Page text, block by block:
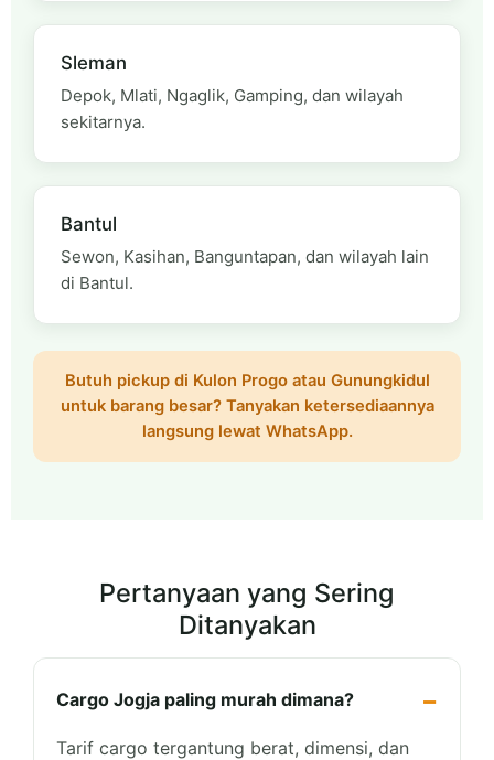
Sleman
Depok, Mlati, Ngaglik, Gamping, dan wilayah
sekitarnya.
Bantul
Sewon, Kasihan, Banguntapan, dan wilayah lain
di Bantul.
Butuh pickup di Kulon Progo atau Gunungkidul
untuk barang besar? Tanyakan ketersediaannya
langsung lewat WhatsApp.
Pertanyaan yang Sering
Ditanyakan
Cargo Jogja paling murah dimana?
Tarif cargo tergantung berat, dimensi, dan